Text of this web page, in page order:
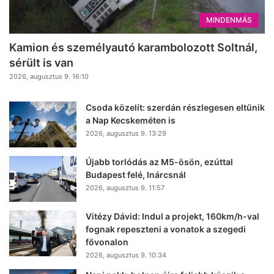
MINDENMÁS
Kamion és személyautó karambolozott Soltnál,
sérült is van
2026, augusztus 9. 16:10
Csoda közelít: szerdán részlegesen eltűnik
a Nap Kecskeméten is
2026, augusztus 9. 13:29
Újabb torlódás az M5-ösön, ezúttal
Budapest felé, Inárcsnál
2026, augusztus 9. 11:57
Vitézy Dávid: Indul a projekt, 160km/h-val
fognak repeszteni a vonatok a szegedi
fővonalon
2026, augusztus 9. 10:34